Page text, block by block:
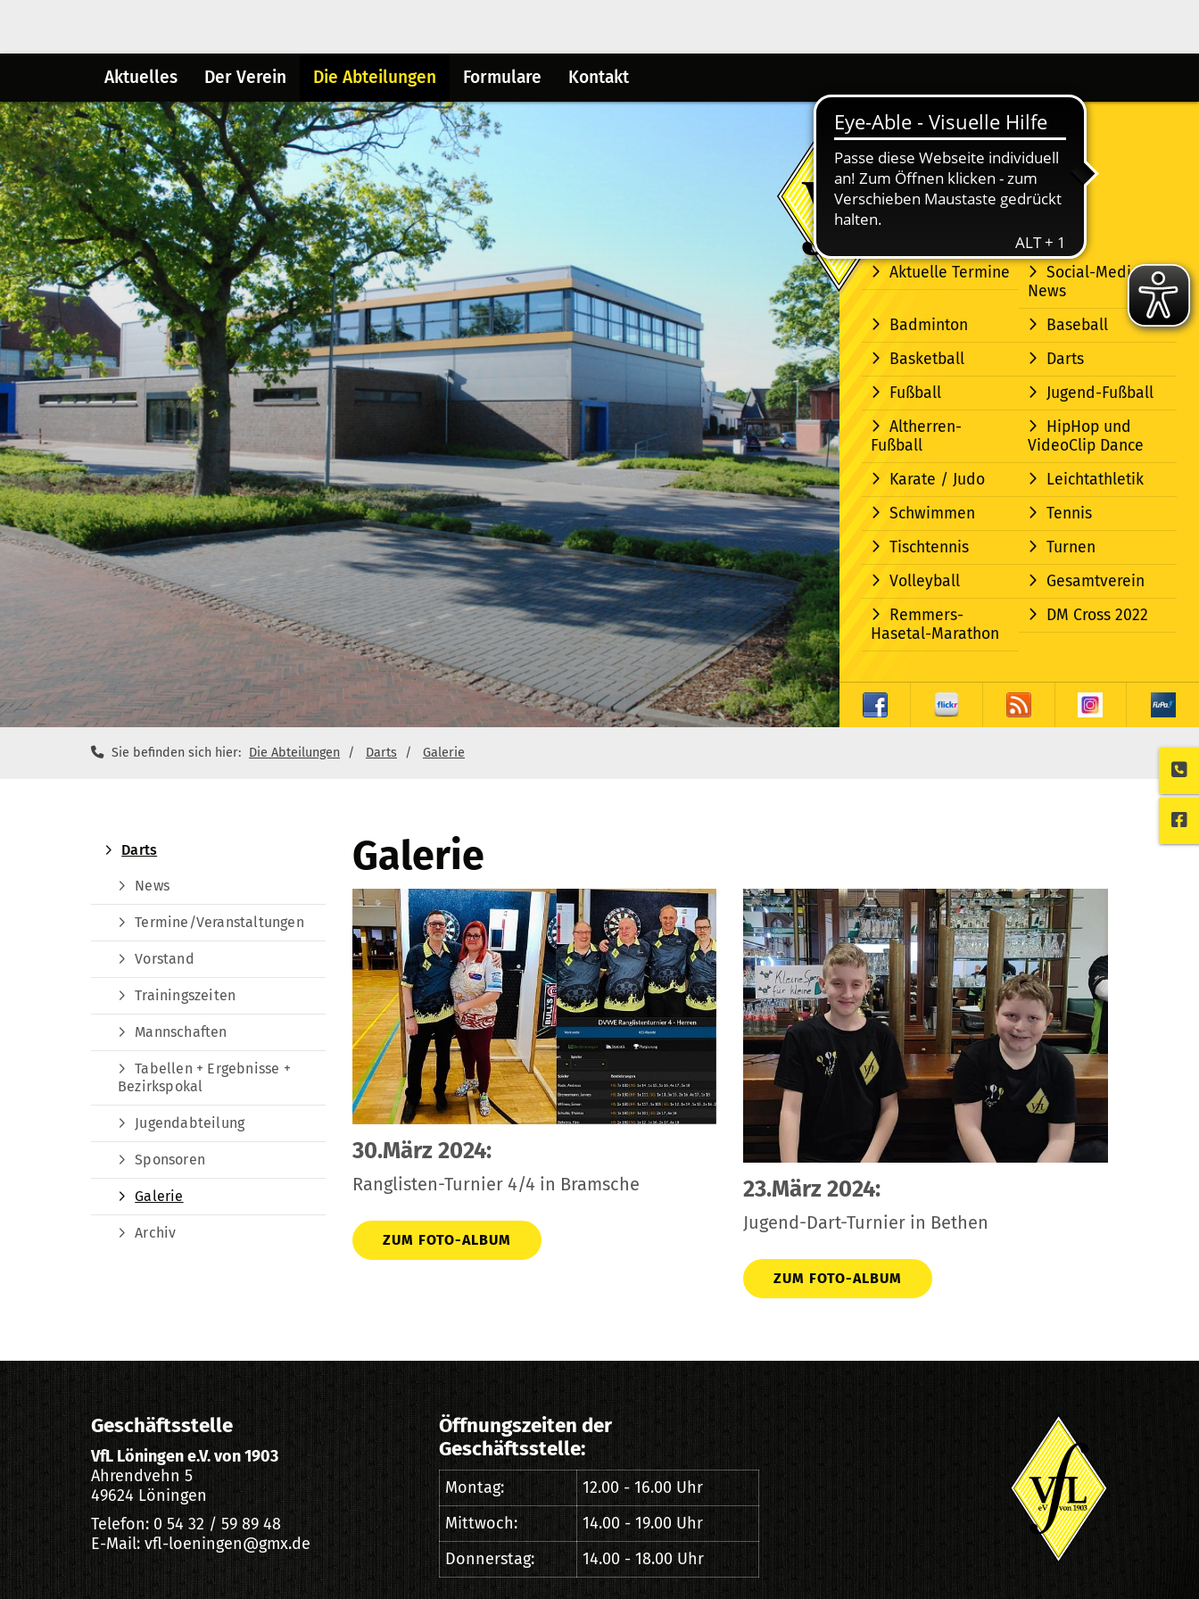
Aktuelles Der Verein Die Abteilungen Formulare Kontakt
Aktuelle Termine
Social-Media-
News
Badminton
Baseball
Basketball
Darts
Fußball
Jugend-Fußball
Altherren-
Fußball
HipHop und
VideoClip Dance
Karate / Judo
Leichtathletik
Schwimmen
Tennis
Tischtennis
Turnen
Volleyball
Gesamtverein
Remmers-
Hasetal-Marathon
DM Cross 2022
Sie befinden sich hier: Die Abteilungen Darts Galerie
Galerie
30.März 2024:
Ranglisten-Turnier 4/4 in Bramsche
ZUM FOTO-ALBUM
23.März 2024:
Jugend-Dart-Turnier in Bethen
ZUM FOTO-ALBUM
Darts
News
Termine/Veranstaltungen
Vorstand
Trainingszeiten
Mannschaften
Tabellen + Ergebnisse +
Bezirkspokal
Jugendabteilung
Sponsoren
Galerie
Archiv
Geschäftsstelle
VfL Löningen e.V. von 1903
Ahrendvehn 5
49624 Löningen
Telefon: 0 54 32 / 59 89 48
E-Mail: vfl-loeningen@gmx.de
Öffnungszeiten der
Geschäftsstelle:
Montag:
12.00 - 16.00 Uhr
Mittwoch:
14.00 - 19.00 Uhr
Donnerstag:
14.00 - 18.00 Uhr